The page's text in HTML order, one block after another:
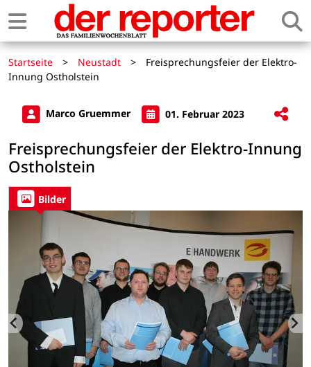
Startseite > Neustadt >
Freisprechungsfeier der Elektro-
Innung Ostholstein
Marco Gruemmer 01. Februar 2023
Freisprechungsfeier der Elektro-Innung
Ostholstein
Bilder